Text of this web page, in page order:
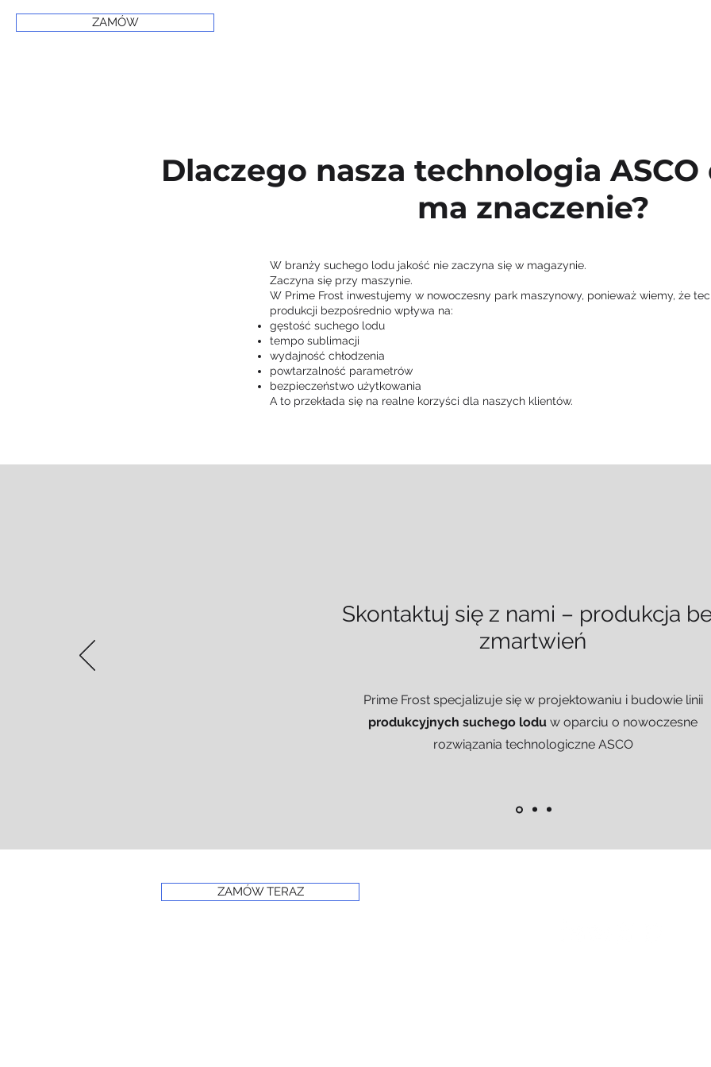
ZAMÓW
Dlaczego nasza technologia
ma znaczenie?
W branży suchego lodu jakość nie zaczyna się w magazynie.
Zaczyna się przy maszynie.
W Prime Frost inwestujemy w nowoczesny park maszynowy, ponieważ wiemy, że
produkcji bezpośrednio wpływa na:
gęstość suchego lodu
tempo sublimacji
wydajność chłodzenia
powtarzalność parametrów
bezpieczeństwo użytkowania
A to przekłada się na realne korzyści dla naszych klientów.
Skontaktuj się z nami – produkcja
zmartwień
Prime Frost specjalizuje się w projektowaniu i budowie linii
produkcyjnych suchego lodu w oparciu o nowoczesne
rozwiązania technologiczne ASCO
ZAMÓW TERAZ